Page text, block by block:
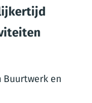
Buurtwerk en